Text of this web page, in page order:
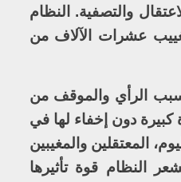
والتصفية. النظام
عشرات الآلاف من
الرأي والموقف من
كبيرة دون إخفاء لها في
لهم اليوم، المعتقلين والمغيبين
النظام قوة تأثيرها